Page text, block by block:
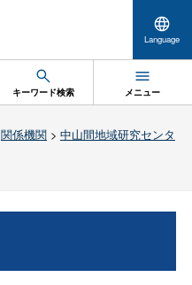
Language
キーワード検索 メニュー
関係機関> 中山間地域研究センタ